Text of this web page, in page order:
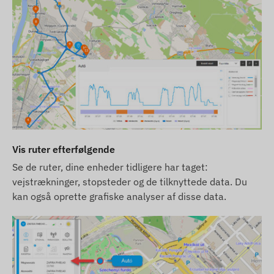
forudgående varsel. Derfor kan produkternes
faktiske udseende afvige minimalt fra de viste
billeder. Vi forbeholder os retten til
producentændringer vedrørende eventuelle
uoverensstemmelser.
Vis ruter efterfølgende
Se de ruter, dine enheder tidligere har taget:
vejstrækninger, stopsteder og de tilknyttede data. Du
kan også oprette grafiske analyser af disse data.